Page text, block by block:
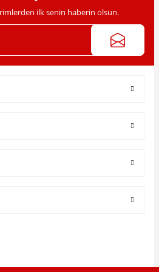
Gönder
ilk senin haberin olsun.